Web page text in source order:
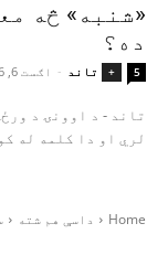
«شنبه» څه
ده؟
+ تاند - اګست 6, 2026 5
تاند - د اوونۍ د
لري او دا کلمه له